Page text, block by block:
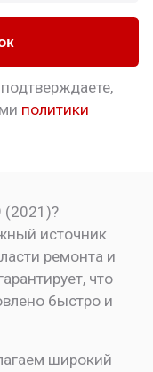
политики
(2021)?
источник
ремонта и
что
быстро и
широкий